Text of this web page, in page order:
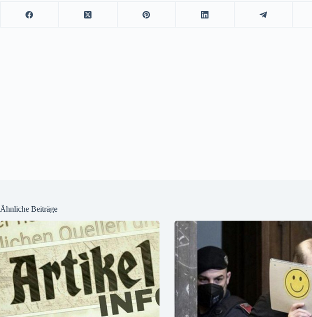
Ähnliche Beiträge